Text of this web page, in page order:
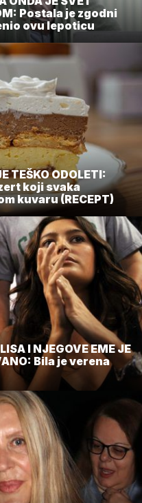
Postala je zgodni
ovu lepoticu
TEŠKO ODOLETI:
koji svaka
kuvaru (RECEPT)
I NJEGOVE EME JE
Bila je verena